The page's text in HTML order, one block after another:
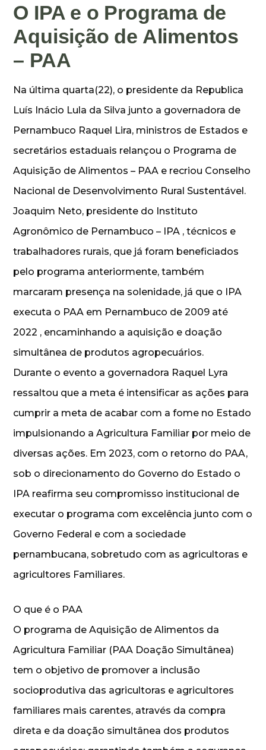
O IPA e o Programa de
Aquisição de Alimentos
– PAA
Na última quarta(22), o presidente da Republica
Luís Inácio Lula da Silva junto a governadora de
Pernambuco Raquel Lira, ministros de Estados e
secretários estaduais relançou o Programa de
Aquisição de Alimentos – PAA e recriou Conselho
Nacional de Desenvolvimento Rural Sustentável.
Joaquim Neto, presidente do Instituto
Agronômico de Pernambuco – IPA , técnicos e
trabalhadores rurais, que já foram beneficiados
pelo programa anteriormente, também
marcaram presença na solenidade, já que o IPA
executa o PAA em Pernambuco de 2009 até
2022 , encaminhando a aquisição e doação
simultânea de produtos agropecuários.
Durante o evento a governadora Raquel Lyra
ressaltou que a meta é intensificar as ações para
cumprir a meta de acabar com a fome no Estado
impulsionando a Agricultura Familiar por meio de
diversas ações. Em 2023, com o retorno do PAA,
sob o direcionamento do Governo do Estado o
IPA reafirma seu compromisso institucional de
executar o programa com excelência junto com o
Governo Federal e com a sociedade
pernambucana, sobretudo com as agricultoras e
agricultores Familiares.
O que é o PAA
O programa de Aquisição de Alimentos da
Agricultura Familiar (PAA Doação Simultânea)
tem o objetivo de promover a inclusão
socioprodutiva das agricultoras e agricultores
familiares mais carentes, através da compra
direta e da doação simultânea dos produtos